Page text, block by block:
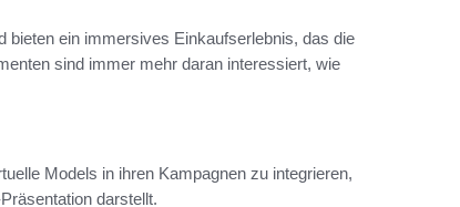
bieten ein immersives Einkaufserlebnis, das die
sind immer mehr daran interessiert, wie
Models in ihren Kampagnen zu integrieren,
darstellt.